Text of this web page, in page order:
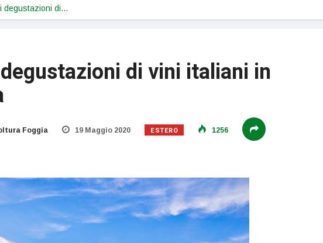
degustazioni di…
di vini italiani in
Foggia 19 Maggio 2020 ESTERO 1256